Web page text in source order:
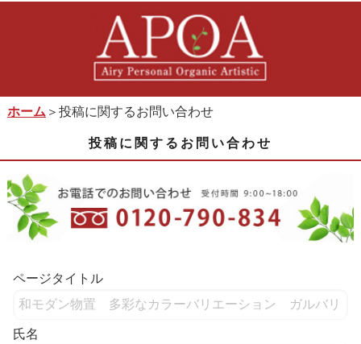
ホーム ＞投稿に関するお問い合わせ
投稿に関するお問い合わせ
ページタイトル
氏名